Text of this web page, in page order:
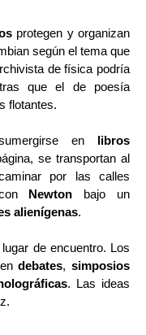
protegen y organizan
según el tema que
de física podría
que el de poesía
flotantes.
en libros
se transportan al
por las calles
Newton bajo un
alienígenas.
de encuentro. Los
endebates,simposios
. Las ideas